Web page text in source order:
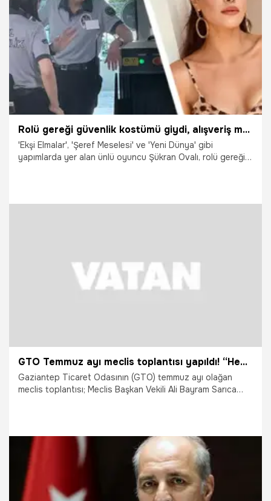
25.11.2024 Gündem
Rolü gereği güvenlik kostümü giydi, alışveriş merkezine gelenler gerçek görevli zannetti!
'Ekşi Elmalar', 'Şeref Meselesi' ve 'Yeni Dünya' gibi
yapımlarda yer alan ünlü oyuncu Şükran Ovalı, rolü gereği
GTO Temmuz ayı meclis toplantısı yapıldı! “Hedefimiz, karbon ayak izi en düşük Oda olmak”
Gaziantep Ticaret Odasının (GTO) temmuz ayı olağan
meclis toplantısı; Meclis Başkan Vekili Ali Bayram Sarıca
1.08.2024